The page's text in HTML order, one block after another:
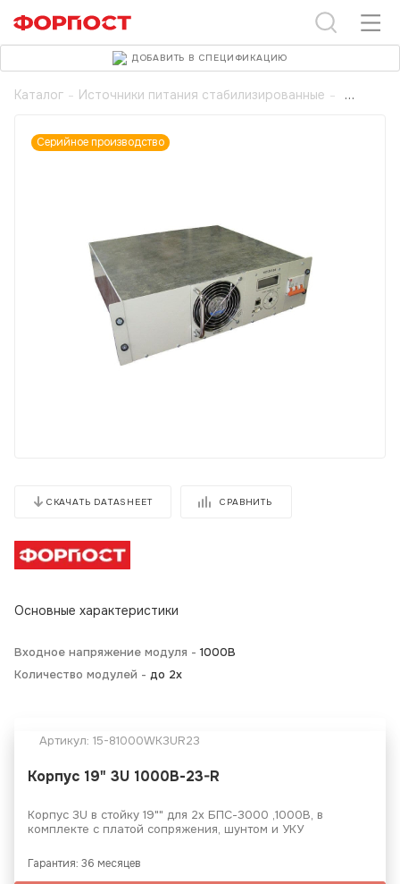
Каталог - Источники питания стабилизированные -
Серийное производство
СКАЧАТЬ DATASHEET СРАВНИТЬ
Основные характеристики
Входное напряжение модуля - 1000В
Количество модулей - до 2х
Артикул: 15-81000WK3UR23
Корпус 19" 3U 1000В-23-R
Корпус 3U в стойку 19"" для 2х БПС-3000 ,1000В, в
комплекте с платой сопряжения, шунтом и УКУ
Гарантия: 36 месяцев
ДОБАВИТЬ В СПЕЦИФИКАЦИЮ